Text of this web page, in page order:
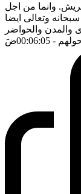
وانما من اجل
وتعالى ايضا
والمدن والحواضر
- 00:06:05 ضَ